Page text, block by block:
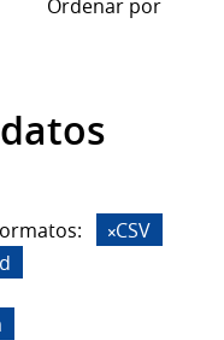
Ordenar por
CSV